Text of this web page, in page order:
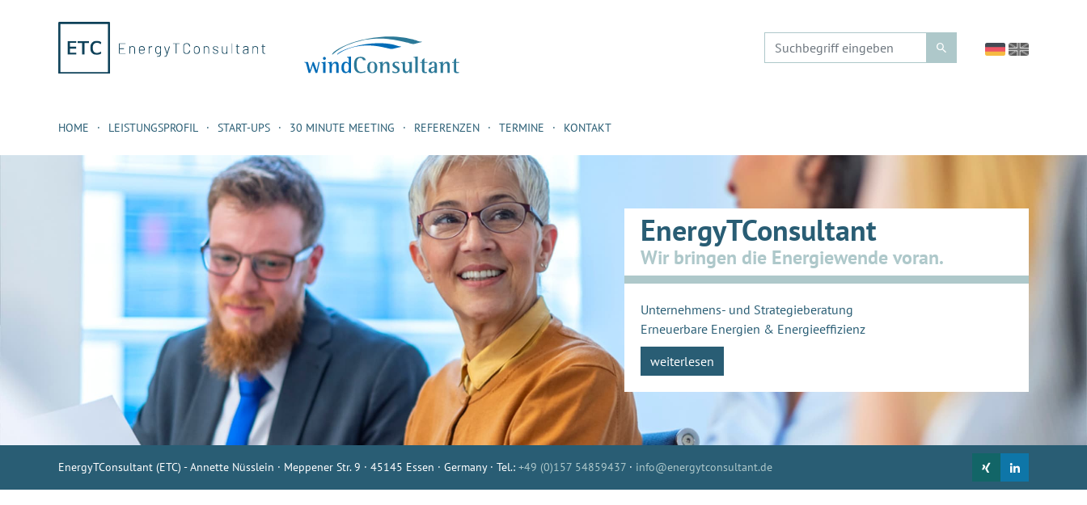
HOME LEISTUNGSPROFIL START-UPS 30 MINUTE MEETING REFERENZEN TERMINE KONTAKT
EnergyTConsultant
Wir bringen die Energiewende voran.
Unternehmens- und Strategieberatung
Erneuerbare Energien & Energieeffizienz
weiterlesen
EnergyTConsultant (ETC) - Annette Nüsslein · Meppener Str. 9 · 45145 Essen · Germany · Tel.: +49 (0)157 54859437 · info@energytconsultant.de